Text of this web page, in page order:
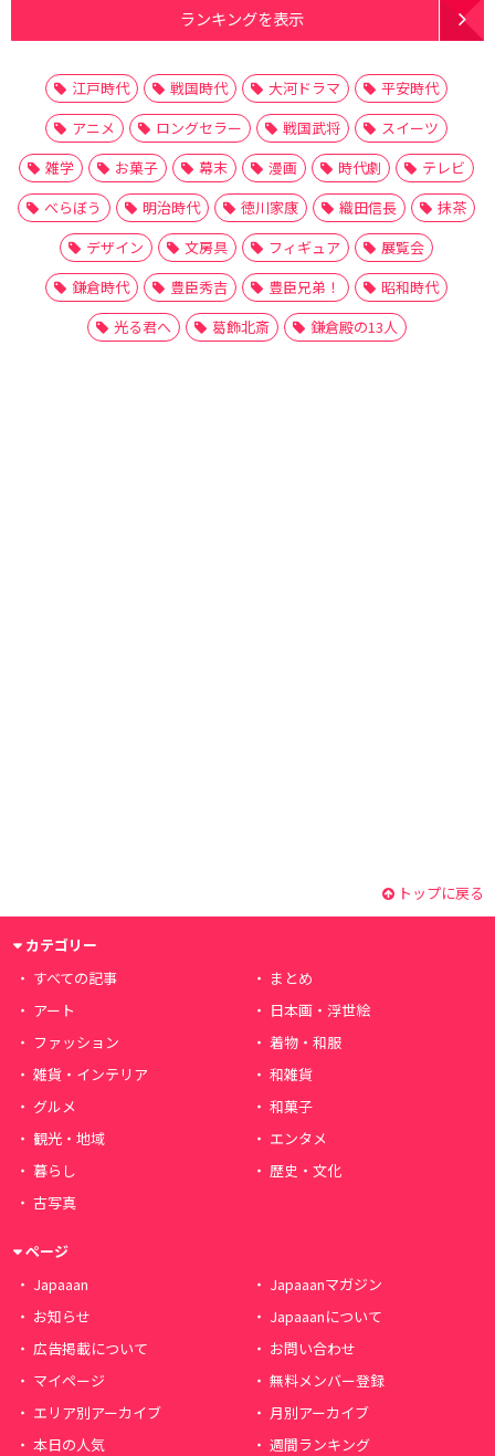
ランキングを表示
江戸時代 戦国時代 大河ドラマ
平安時代
アニメ
ロングセラー 戦国武将
スイーツ
雑学
お菓子 幕末 漫画 時代劇
テレビ
べらぼう
明治時代 徳川家康 織田信長
抹茶
デザイン
文房具 フィギュア
展覧会
鎌倉時代
豊臣秀吉 豊臣兄弟！
昭和時代
光る君へ
葛飾北斎 鎌倉殿の13人
トップに戻る
カテゴリー
すべての記事
まとめ
アート
日本画・浮世絵
ファッション
着物・和服
雑貨・インテリア
和雑貨
グルメ
和菓子
観光・地域
エンタメ
暮らし
歴史・文化
古写真
ページ
Japaaan
Japaaanマガジン
お知らせ
Japaaanについて
広告掲載について
お問い合わせ
マイページ
無料メンバー登録
エリア別アーカイブ
月別アーカイブ
本日の人気
週間ランキング